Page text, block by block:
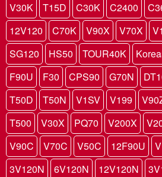
V30K
T15D C30K C2400
12V120
C70K V90X V70X
SG120
HS50 TOUR40K
F90U
F30 CPS90 G70N
T50D
T50N V1SV V199
T500
V30X PQ70 V200X
V90C
V70C V50C 12F90U
3V120N
6V120N 12V120N